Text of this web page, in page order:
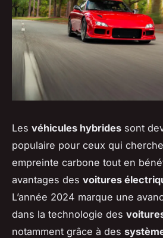
Les véhicules hybrides sont
populaire pour ceux qui
empreinte carbone tout en
avantages des voitures
L’année 2024 marque une
dans la technologie des
notamment grâce à des